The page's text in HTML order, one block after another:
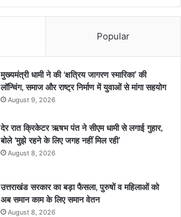
Popular
मुख्यमंत्री धामी ने की ‘क्षत्रिय जागरण स्मारिका’ की
लॉन्चिंग, समाज और राष्ट्र निर्माण में युवाओं से मांगा सहयोग
August 9, 2026
देर रात क्रिकेटर ऋषभ पंत ने सीएम धामी से लगाई गुहार,
बोले ‘मुझे रहने के लिए जगह नहीं मिल रही’
August 8, 2026
उत्तराखंड सरकार का बड़ा फैसला, पुरुषों व महिलाओं को
अब समान काम के लिए समान वेतन
August 8, 2026